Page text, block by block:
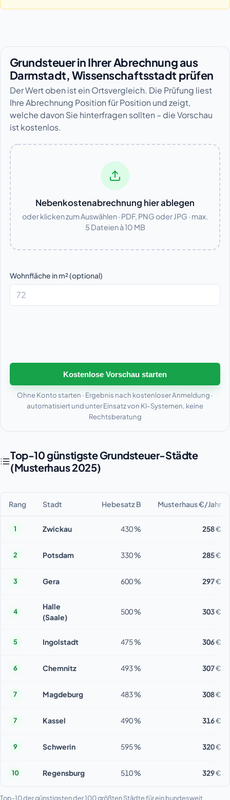
Grundsteuer in Ihrer Abrechnung aus
Darmstadt, Wissenschaftsstadt prüfen
Der Wert oben ist ein Ortsvergleich. Die Prüfung liest
Ihre Abrechnung Position für Position und zeigt,
welche davon Sie hinterfragen sollten – die Vorschau
ist kostenlos.
Nebenkostenabrechnung hier ablegen
oder klicken zum Auswählen · PDF, PNG oder JPG · max.
5 Dateien à 10 MB
Wohnfläche in m² (optional)
Kostenlose Vorschau starten
Ohne Konto starten · Ergebnis nach kostenloser Anmeldung ·
automatisiert und unter Einsatz von KI-Systemen, keine
Rechtsberatung
Top-10 günstigste Grundsteuer-Städte
(Musterhaus 2025)
Rang Stadt Hebesatz B Musterhaus €/Jahr
1 Zwickau 430 % 258 €
2 Potsdam 330 % 285 €
3 Gera 600 % 297 €
4
Halle
(Saale)
500 % 303 €
5 Ingolstadt 475 % 306 €
6 Chemnitz 493 % 307 €
7 Magdeburg 483 % 308 €
7 Kassel 490 % 316 €
9 Schwerin 595 % 320 €
10 Regensburg 510 % 329 €
Top-10 der günstigsten der 100 größten Städte für ein bundesweit